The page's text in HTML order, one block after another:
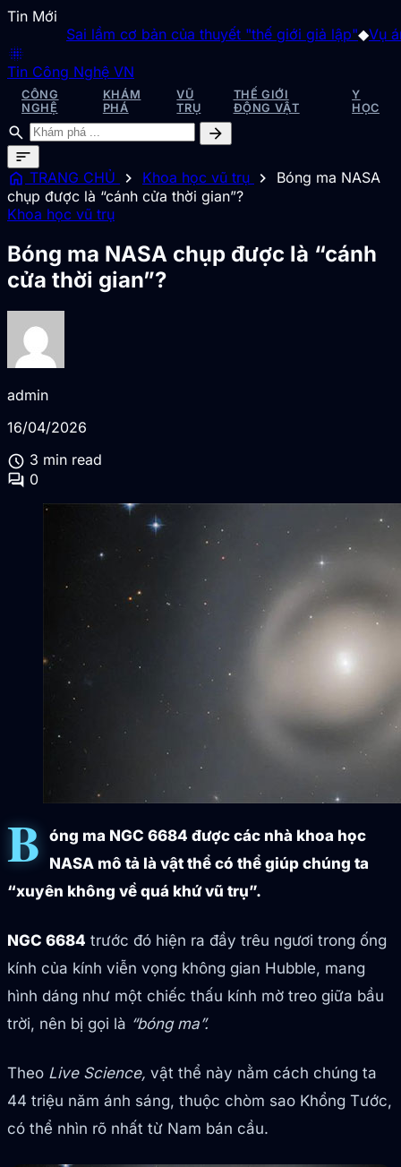
Tin Mới
Sai lầm cơ bản của thuyết "thế giới giả lập"◆Vụ án
blur_on
Tin Công Nghệ VN
CÔNG
NGHỆ
KHÁM
PHÁ
VŨ
TRỤ
THẾ GIỚI
ĐỘNG VẬT
Y
HỌC
search
arrow_forward
sort
home TRANG CHỦ chevron_right Khoa học vũ trụ chevron_right
Bóng ma NASA
chụp được là “cánh cửa thời gian”?
Khoa học vũ trụ
Bóng ma NASA chụp được là “cánh
cửa thời gian”?
admin
16/04/2026
schedule 3 min read
forum 0
B óng ma NGC 6684 được các nhà khoa học
NASA mô tả là vật thể có thể giúp chúng ta
“xuyên không về quá khứ vũ trụ”.
NGC 6684 trước đó hiện ra đầy trêu ngươi trong ống
kính của kính viễn vọng không gian Hubble, mang
hình dáng như một chiếc thấu kính mờ treo giữa bầu
trời, nên bị gọi là “bóng ma”.
Theo Live Science, vật thể này nằm cách chúng ta
44 triệu năm ánh sáng, thuộc chòm sao Khổng Tước,
có thể nhìn rõ nhất từ Nam bán cầu.